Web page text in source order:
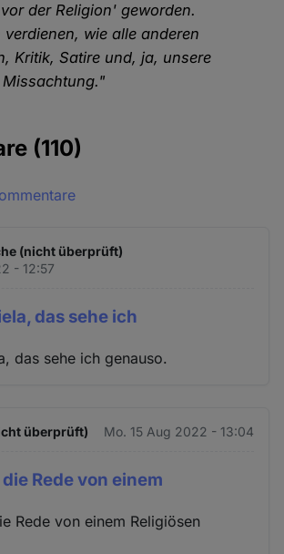
der Religion' geworden.
verdienen, wie alle anderen
Kritik, Satire und, ja, unsere
(110)
(nicht überprüft)
- 12:57
das sehe ich
das sehe ich genauso.
überprüft) Mo. 15 Aug 2022 - 13:04
die Rede von einem
Rede von einem Religiösen